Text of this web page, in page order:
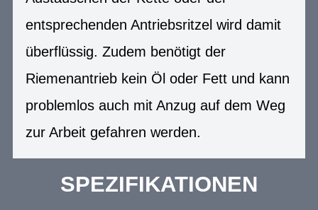
entsprechenden Antriebsritzel wird damit
überflüssig. Zudem benötigt der
Riemenantrieb kein Öl oder Fett und kann
problemlos auch mit Anzug auf dem Weg
zur Arbeit gefahren werden.
SPEZIFIKATIONEN